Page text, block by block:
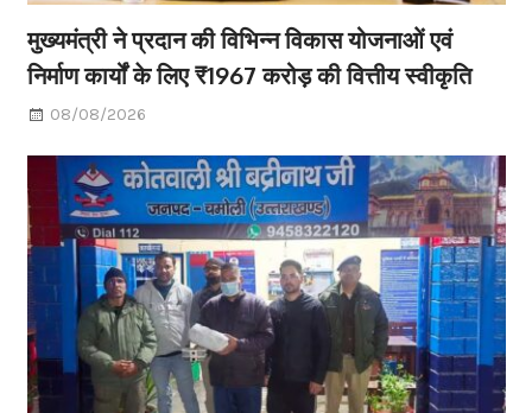
मुख्यमंत्री ने प्रदान की विभिन्न विकास योजनाओं एवं
निर्माण कार्यों के लिए ₹1967 करोड़ की वित्तीय स्वीकृति
08/08/2026